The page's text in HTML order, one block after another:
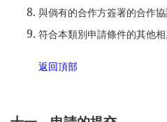
與倘有的合作方簽署的合作協
符合本類別申請條件的其他相
返回頂部